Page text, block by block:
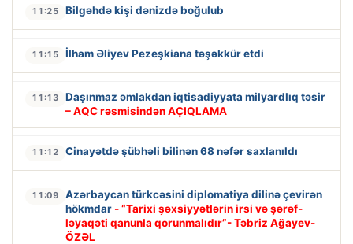
11:25 Bilgəhdə kişi dənizdə boğulub
11:15 İlham Əliyev Pezeşkiana təşəkkür etdi
11:13
Daşınmaz əmlakdan iqtisadiyyata milyardlıq təsir
– AQC rəsmisindən AÇIQLAMA
11:12 Cinayətdə şübhəli bilinən 68 nəfər saxlanıldı
11:09
Azərbaycan türkcəsini diplomatiya dilinə çevirən
hökmdar - “Tarixi şəxsiyyətlərin irsi və şərəf-
ləyaqəti qanunla qorunmalıdır”- Təbriz Ağayev-
ÖZƏL